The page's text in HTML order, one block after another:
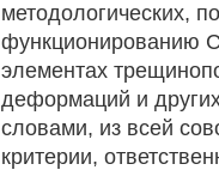
методологических,
функционированию
элементах
деформаций и
словами, из всей
критерии,